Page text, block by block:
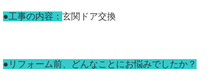
●工事の内容： 玄関ドア交換
●リフォーム前、どんなことにお悩みでしたか？